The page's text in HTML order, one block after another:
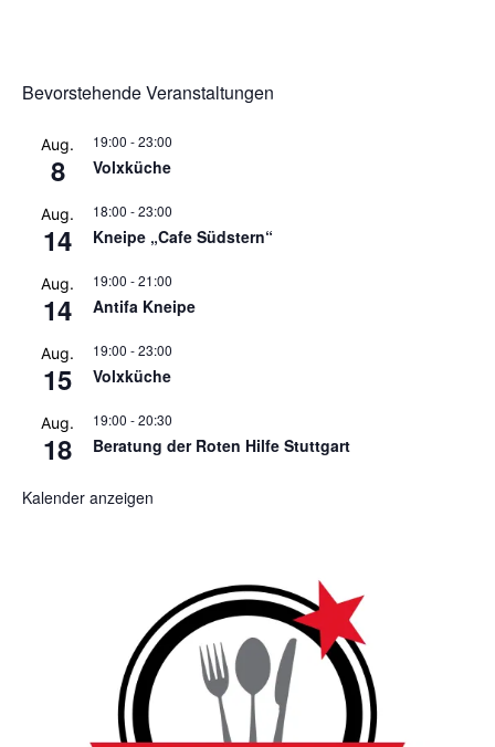
Bevorstehende Veranstaltungen
Aug.
8
19:00 -23:00
Volxküche
Aug.
14
18:00 -23:00
Kneipe „Cafe Südstern“
Aug.
14
19:00 -21:00
Antifa Kneipe
Aug.
15
19:00 -23:00
Volxküche
Aug.
18
19:00 -20:30
Beratung der Roten Hilfe Stuttgart
Kalender anzeigen